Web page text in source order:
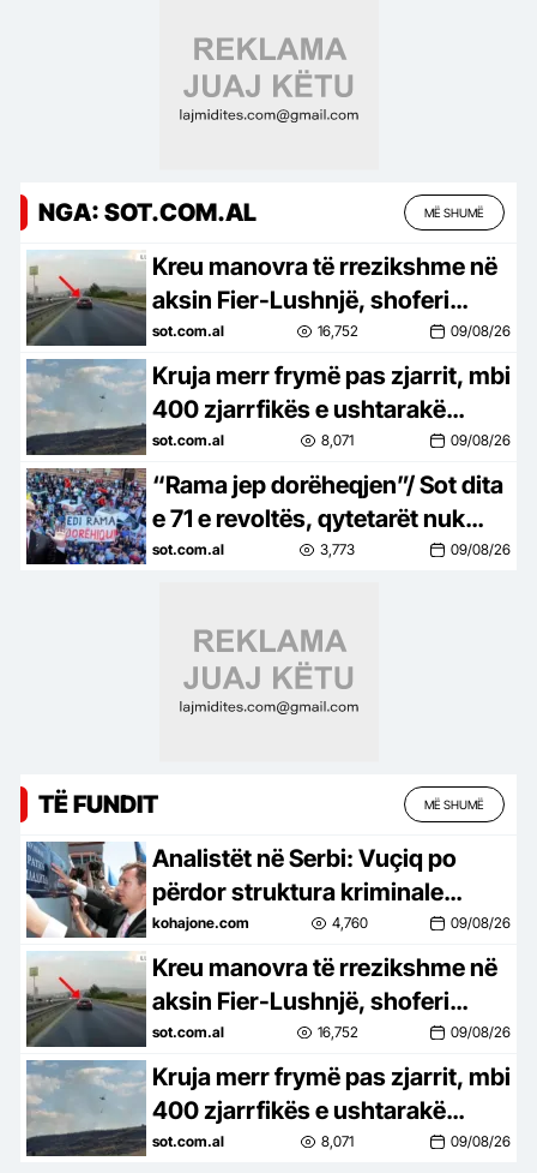
NGA: SOT.COM.AL MË SHUMË
Kreu manovra të rrezikshme në
aksin Fier-Lushnjë, shoferi
gjobitet me 60 mijë lekë pas
videos së publikuar në rrjet
sot.com.al 16,752 09/08/26
Kruja merr frymë pas zjarrit, mbi
400 zjarrfikës e ushtarakë
mbrojtën qytetin, banorët
kthehen në shtëpi
sot.com.al 8,071 09/08/26
“Rama jep dorëheqjen”/ Sot dita
e 71 e revoltës, qytetarët nuk
heqin dorë, kërkojnë ndryshim
sot.com.al 3,773 09/08/26
TË FUNDIT MË SHUMË
Analistët në Serbi: Vuçiq po
përdor struktura kriminale
parapolicore për të frikësuar
kundërshtarët
kohajone.com 4,760 09/08/26
Kreu manovra të rrezikshme në
aksin Fier-Lushnjë, shoferi
gjobitet me 60 mijë lekë pas
videos së publikuar në rrjet
sot.com.al 16,752 09/08/26
Kruja merr frymë pas zjarrit, mbi
400 zjarrfikës e ushtarakë
mbrojtën qytetin, banorët
sot.com.al 8,071 09/08/26